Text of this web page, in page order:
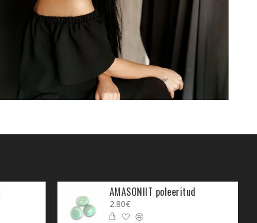
AMASONIIT poleeritud
2.80€